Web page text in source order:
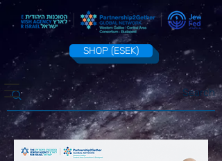
SHOP (ESEK)